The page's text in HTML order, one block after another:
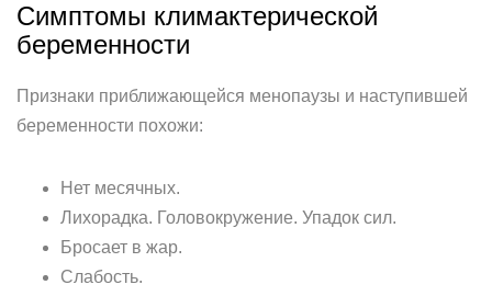
Симптомы климактерической
беременности
Признаки приближающейся менопаузы и наступившей
беременности похожи:
Нет месячных.
Лихорадка. Головокружение. Упадок сил.
Бросает в жар.
Слабость.